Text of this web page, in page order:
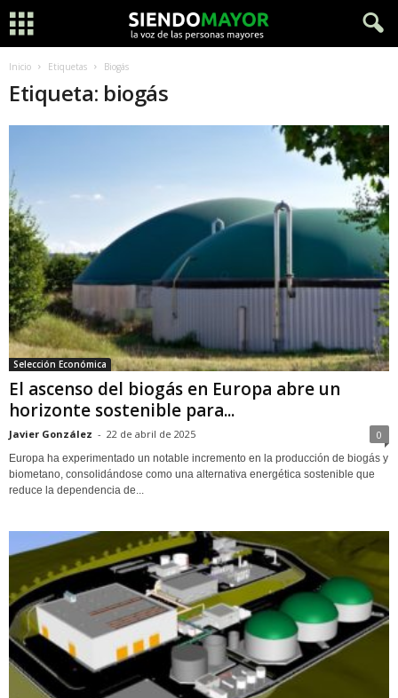
Inicio Etiquetas Biogás
Etiqueta: biogás
Selección Económica
El ascenso del biogás en Europa abre un
horizonte sostenible para...
Javier González - 22 de abril de 2025 0
Europa ha experimentado un notable incremento en la producción de biogás y
biometano, consolidándose como una alternativa energética sostenible que
reduce la dependencia de...